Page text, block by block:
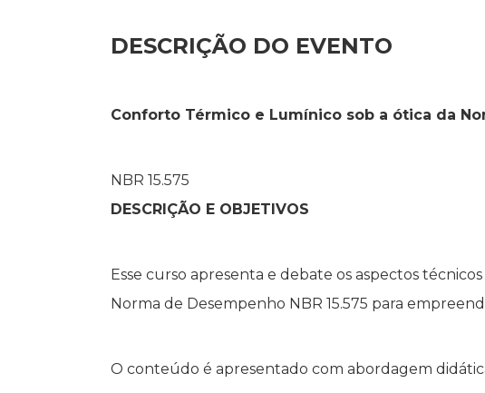
DESCRIÇÃO DO EVENTO
Conforto Térmico e Lumínico sob a ótica da
NBR 15.575
DESCRIÇÃO E OBJETIVOS
Esse curso apresenta e debate os aspectos
Norma de Desempenho NBR 15.575 para
O conteúdo é apresentado com abordagem